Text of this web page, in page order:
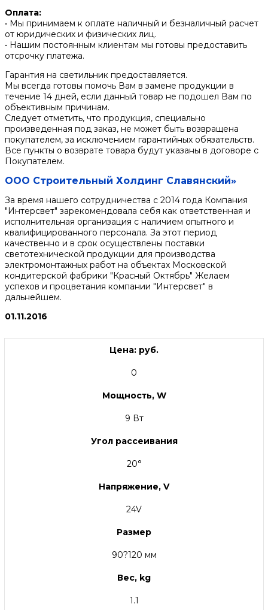
Оплата:
• Мы принимаем к оплате наличный и безналичный расчет
от юридических и физических лиц.
• Нашим постоянным клиентам мы готовы предоставить
отсрочку платежа.
Гарантия на светильник предоставляется.
Мы всегда готовы помочь Вам в замене продукции в
течение 14 дней, если данный товар не подошел Вам по
объективным причинам.
Следует отметить, что продукция, специально
произведенная под заказ, не может быть возвращена
покупателем, за исключением гарантийных обязательств.
Все пункты о возврате товара будут указаны в договоре с
Покупателем.
ООО Строительный Холдинг Славянский»
За время нашего сотрудничества с 2014 года Компания
"Интерсвет" зарекомендовала себя как ответственная и
исполнительная организация с наличием опытного и
квалифицированного персонала. За этот период
качественно и в срок осуществлены поставки
светотехнической продукции для производства
электромонтажных работ на объектах Московской
кондитерской фабрики "Красный Октябрь" Желаем
успехов и процветания компании "Интерсвет" в
дальнейшем.
01.11.2016
Цена: руб.
0
Мощность, W
9 Вт
Угол рассеивания
20°
Напряжение, V
24V
Размер
90?120 мм
Вес, kg
1.1